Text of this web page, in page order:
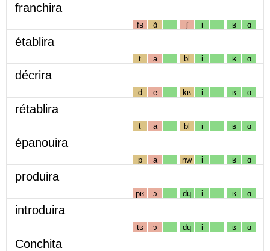
franchira
fʁ ɑ̃ ʃ i ʁ ɑ
établira
t a bl i ʁ ɑ
décrira
d e kʁ i ʁ ɑ
rétablira
t a bl i ʁ ɑ
épanouira
p a nw i ʁ ɑ
produira
pʁ ɔ dɥ i ʁ ɑ
introduira
tʁ ɔ dɥ i ʁ ɑ
Conchita